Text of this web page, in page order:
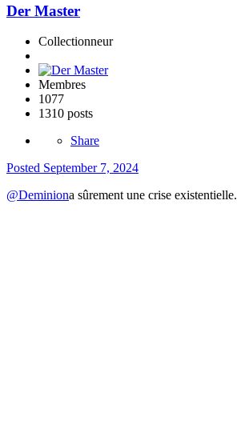
Der Master
Collectionneur
Membres
1077
1310 posts
Share
Posted September 7, 2024
@Deminiona sûrement une crise existentielle.